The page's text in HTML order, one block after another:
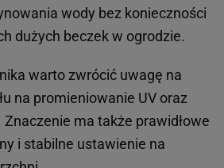
wody bez konieczności
dużych beczek w ogrodzie.
warto zwrócić uwagę na
na promieniowanie UV oraz
ma także prawidłowe
i stabilne ustawienie na